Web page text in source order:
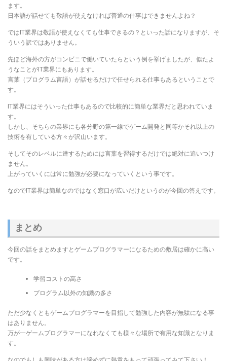
ます。
日本語が話せても敬語が使えなければ普通の仕事はできませんよね？
ではIT業界は敬語が使えなくても仕事できるの？といった話になりますが、そ
ういう訳ではありません。
先ほど海外の方がコンビニで働いていたらという例を挙げましたが、似たよ
うなことがIT業界にもあります。
言葉（プログラム言語）が話せるだけで任せられる仕事もあるということで
す。
IT業界にはそういった仕事もあるので比較的に簡単な業界だと思われていま
す。
しかし、そちらの業界にも各分野の第一線でゲーム開発と同等かそれ以上の
技術を有している方々が沢山います。
そしてそのレベルに達するためには言葉を習得するだけでは絶対に追いつけ
ません。
上がっていくには常に勉強が必要になっていくという事です。
なのでIT業界は簡単なのではなく窓口が広いだけというのが今回の答えです。
まとめ
今回の話をまとめますとゲームプログラマーになるための敷居は確かに高い
です。
学習コストの高さ
プログラム以外の知識の多さ
ただ少なくともゲームプログラマーを目指して勉強した内容が無駄になる事
はありません。
万が一ゲームプログラマーになれなくても様々な場所で有用な知識となりま
す。